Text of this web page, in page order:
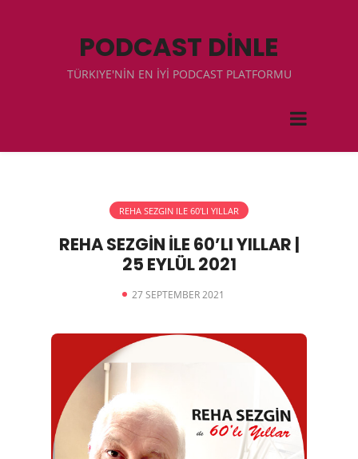
PODCAST DİNLE
TÜRKIYE'NİN EN İYİ PODCAST PLATFORMU
REHA SEZGIN ILE 60'LI YILLAR
REHA SEZGİN İLE 60’LI YILLAR |
25 EYLÜL 2021
27 SEPTEMBER 2021